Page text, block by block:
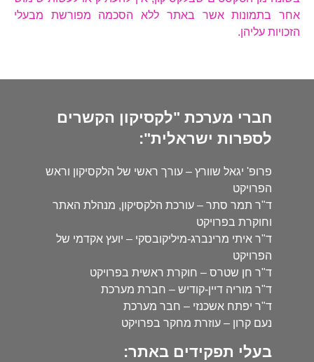
אחר בתמונות אשר באתר ללא הסכמה מפורשת מבעלי
הזכויות עליהן.
חברי מערכת "לקסיקון הקשרים
לספרות ישראלית":
פרופ' יגאל שוורץ – עורך ראשי של הלקסיקון וראש
הפרויקט
ד"ר תמר סתר – עורכת הלקסיקון, מנהלת האתר
וחוקרת בפרויקט
ד"ר איתי מרינברג-מיליקובסקי – יועץ אקדמי של
הפרויקט
ד"ר חן שטרס – חוקרת ראשית בפרויקט
ד"ר מוריה דיין-קודיש – חברת מערכת
ד"ר יפתח אשכנזי – חבר מערכת
נעם קרון – עוזרת מחקר בפרויקט
בעלי תפקידים באתר: